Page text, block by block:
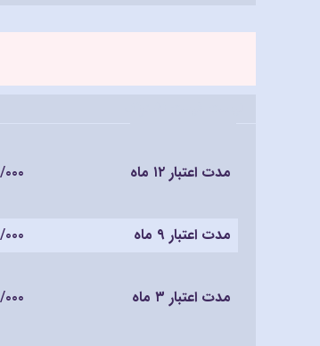
مدت اعتبار ۱۲ ماه ۱/
مدت اعتبار ۹ ماه ۹۰۰/
مدت اعتبار ۳ ماه ۳۵۰/